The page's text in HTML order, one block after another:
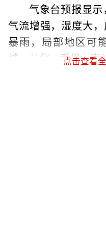
气象台预报显
气流增强，湿度大
暴雨，局部地区可
城、从化、番禺、南
点击查看